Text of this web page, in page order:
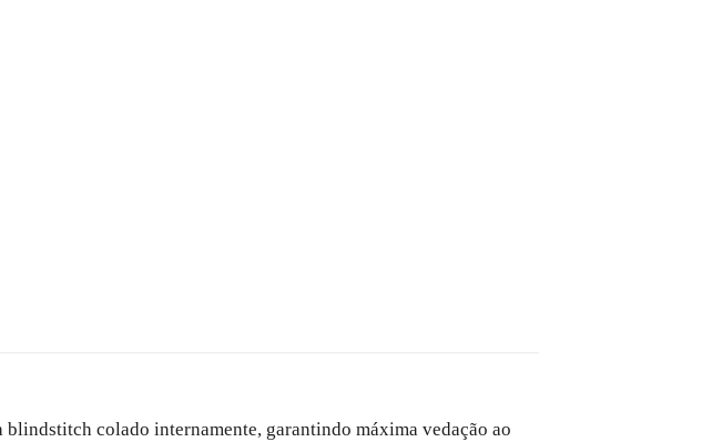
colado internamente, garantindo máxima vedação ao